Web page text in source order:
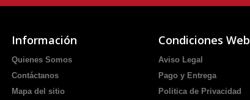
Información
Quienes Somos
Contáctanos
Mapa del sitio
Condiciones Web
Aviso Legal
Pago y Entrega
Politica de Privacidad